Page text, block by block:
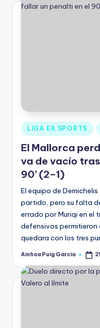
LIGA EA SPORTS
El Mallorca
va de vacío
90’ (2–1)
El equipo de
partido, pero su falta
errado por Muriqi en el
defensivos permitieron
quedara con los tres
Ainhoa Puig Garcia